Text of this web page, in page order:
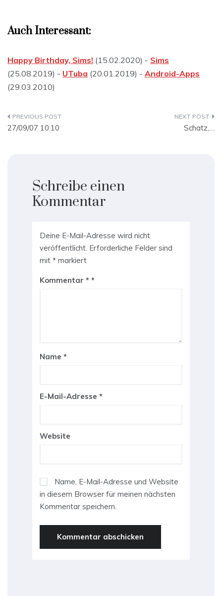
Auch Interessant:
Happy Birthday, Sims! (15.02.2020) - Sims
(25.08.2019) - UTuba (20.01.2019) - Android-Apps
(29.03.2010)
Beitragsnavigation
27/09/07 10:10 Schatz,…
Schreibe einen
Kommentar
Deine E-Mail-Adresse wird nicht
veröffentlicht. Erforderliche Felder sind
mit * markiert
Kommentar *
Name *
E-Mail-Adresse *
Website
Name, E-Mail-Adresse und Website
in diesem Browser für meinen nächsten
Kommentar speichern.